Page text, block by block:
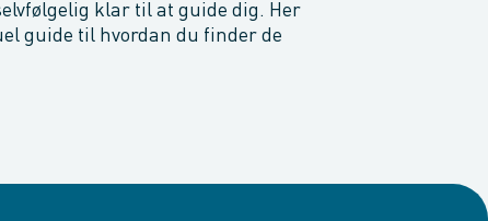
klar til at guide dig. Her
guide til hvordan du finder de